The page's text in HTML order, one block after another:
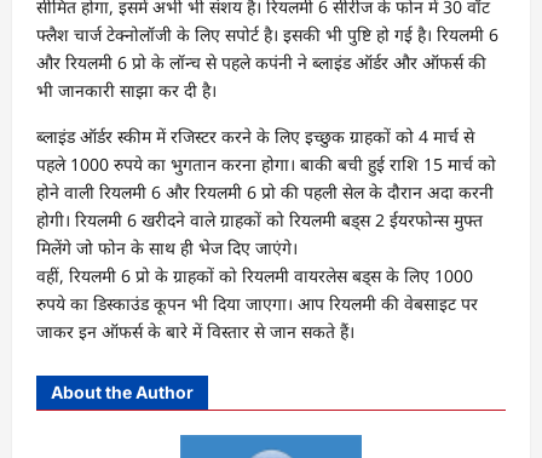
सीमित होगा, इसमें अभी भी संशय है। रियलमी 6 सीरीज के फोन में 30 वॉट
फ्लैश चार्ज टेक्नोलॉजी के लिए सपोर्ट है। इसकी भी पुष्टि हो गई है। रियलमी 6
और रियलमी 6 प्रो के लॉन्च से पहले कपंनी ने ब्लाइंड ऑर्डर और ऑफर्स की
भी जानकारी साझा कर दी है।
ब्लाइंड ऑर्डर स्कीम में रजिस्टर करने के लिए इच्छुक ग्राहकों को 4 मार्च से
पहले 1000 रुपये का भुगतान करना होगा। बाकी बची हुई राशि 15 मार्च को
होने वाली रियलमी 6 और रियलमी 6 प्रो की पहली सेल के दौरान अदा करनी
होगी। रियलमी 6 खरीदने वाले ग्राहकों को रियलमी बड्स 2 ईयरफोन्स मुफ्त
मिलेंगे जो फोन के साथ ही भेज दिए जाएंगे।
वहीं, रियलमी 6 प्रो के ग्राहकों को रियलमी वायरलेस बड्स के लिए 1000
रुपये का डिस्काउंड कूपन भी दिया जाएगा। आप रियलमी की वेबसाइट पर
जाकर इन ऑफर्स के बारे में विस्तार से जान सकते हैं।
About the Author